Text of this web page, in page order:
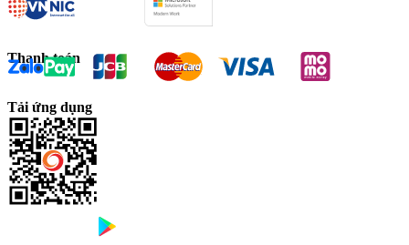
Thanh toán
Tải ứng dụng